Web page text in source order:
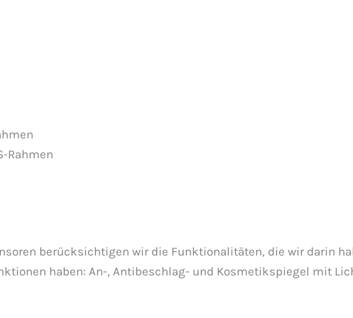
Rahmen
berücksichtigen wir die Funktionalitäten, die wir darin
haben: An-, Antibeschlag- und Kosmetikspiegel mit